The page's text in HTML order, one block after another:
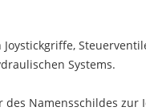
Systems.
des Namensschildes